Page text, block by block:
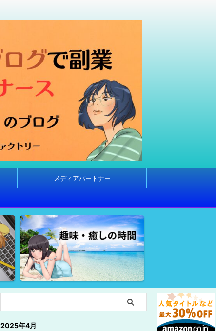
メディアパートナー
2025年4月